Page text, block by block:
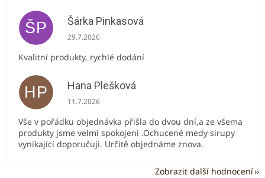
ŠP Šárka Pinkasová
Hodnocení obchodu je 5 z 5 hvězdiček.
29.7.2026
Kvalitní produkty, rychlé dodání
HP Hana Plešková
Hodnocení obchodu je 5 z 5 hvězdiček.
11.7.2026
Vše v pořádku objednávka přišla do dvou dní,a ze všema
produkty jsme velmi spokojeni .Ochucené medy sirupy
vynikající doporučuji. Určitě objednáme znova.
Zobrazit další hodnocení